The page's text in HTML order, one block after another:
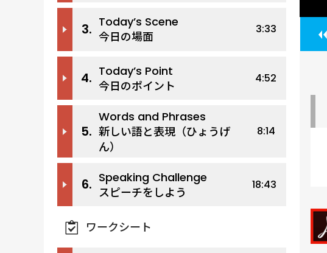
3. Today’s Scene
今日の場面
3:33
4. Today’s Point
今日のポイント
4:52
5.
Words and Phrases
新しい語と表現（ひょうげ
ん）
8:14
6. Speaking Challenge
スピーチをしよう
18:43
ワークシート